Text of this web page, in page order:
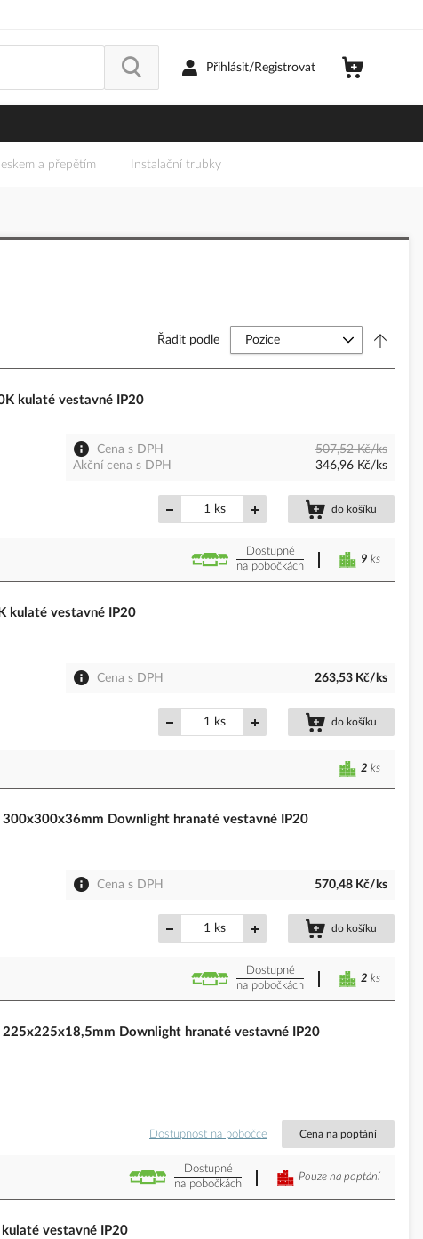
Přihlásit/Registrovat
a přepětím Instalační trubky
Řadit podle
kulaté vestavné IP20
Cena s DPH
507,52 Kč/ks
Akční cena s DPH
346,96 Kč/ks
ks do košíku
Dostupné
na pobočkách
9 ks
kulaté vestavné IP20
Cena s DPH 263,53 Kč/ks
ks do košíku
2 ks
Downlight hranaté vestavné IP20
Cena s DPH 570,48 Kč/ks
ks do košíku
Dostupné
na pobočkách
2 ks
Downlight hranaté vestavné IP20
Dostupnost na pobočce Cena na poptání
Dostupné
na pobočkách
Pouze na poptání
vestavné IP20